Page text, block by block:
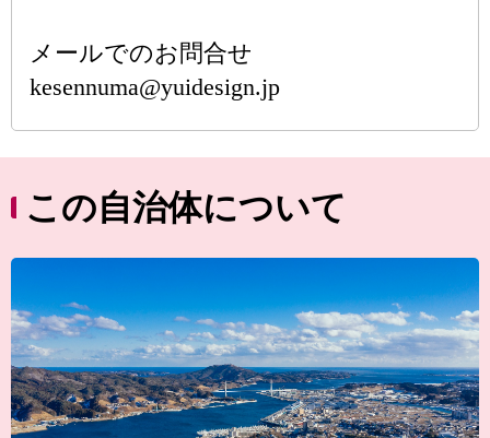
メールでのお問合せ
kesennuma@yuidesign.jp
この自治体について